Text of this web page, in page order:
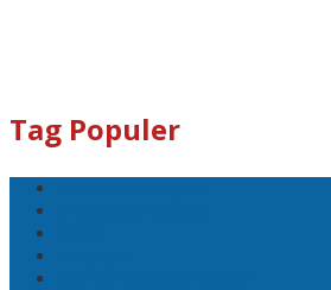
Tag Populer